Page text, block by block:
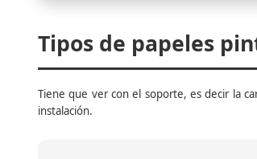
Tipos de papeles
Tiene que ver con el soporte, es decir la
instalación.